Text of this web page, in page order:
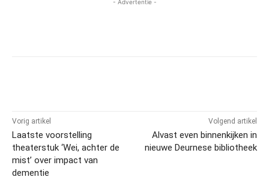
- Advertentie -
Vorig artikel
Laatste voorstelling
theaterstuk ‘Wei, achter de
mist’ over impact van
dementie
Volgend artikel
Alvast even binnenkijken in
nieuwe Deurnese bibliotheek